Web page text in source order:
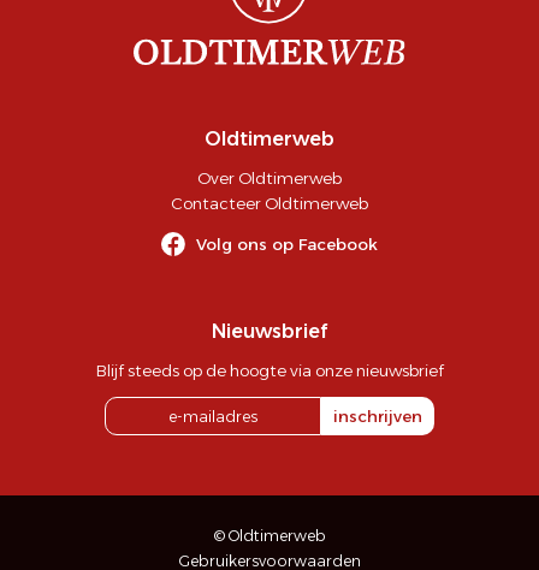
Oldtimerweb
Over Oldtimerweb
Contacteer Oldtimerweb
Volg ons op Facebook
Nieuwsbrief
Blijf steeds op de hoogte via onze nieuwsbrief
inschrijven
© Oldtimerweb
Gebruikersvoorwaarden